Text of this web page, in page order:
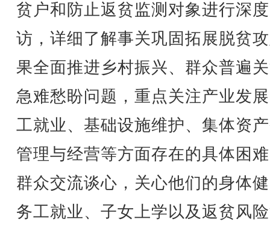
贫户和防止返贫监测对象进行深
访，详细了解事关巩固拓展脱贫
果全面推进乡村振兴、群众普遍
急难愁盼问题，重点关注产业发
工就业、基础设施维护、集体资
管理与经营等方面存在的具体困
群众交流谈心，关心他们的身体
务工就业、子女上学以及返贫风